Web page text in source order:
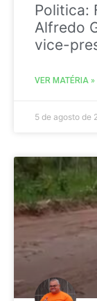
Politica:
Alfredo
vice-
VER MATÉRIA »
5 de agosto de